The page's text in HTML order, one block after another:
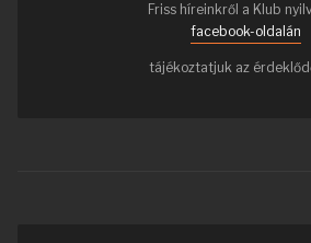
Friss híreinkről a Klub
facebook-oldalán
tájékoztatjuk az